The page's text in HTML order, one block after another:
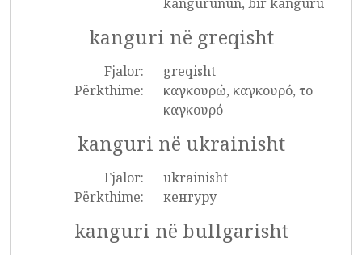
kanguri në greqisht
Fjalor:
greqisht
Përkthime:
καγκουρώ, καγκουρό, το
καγκουρό
kanguri në ukrainisht
Fjalor:
ukrainisht
Përkthime:
кенгуру
kanguri në bullgarisht